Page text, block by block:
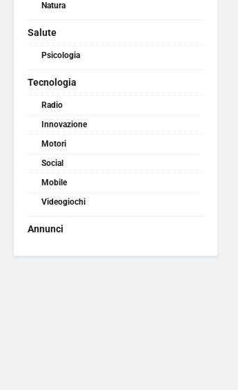
Natura
Salute
Psicologia
Tecnologia
Radio
Innovazione
Motori
Social
Mobile
Videogiochi
Annunci